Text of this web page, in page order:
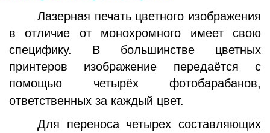
Лазерная печать цветного изображения
в отличие от монохромного имеет свою
специфику. В большинстве цветных
принтеров изображение передаётся с
помощью четырёх фотобарабанов,
ответственных за каждый цвет.
Для переноса четырех составляющих